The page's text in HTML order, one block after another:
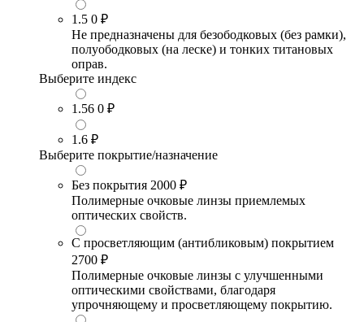
1.5 0 ₽
Не предназначены для безободковых (без рамки),
полуободковых (на леске) и тонких титановых
оправ.
Выберите индекс
1.56 0 ₽
1.6 ₽
Выберите покрытие/назначение
Без покрытия 2000 ₽
Полимерные очковые линзы приемлемых
оптических свойств.
С просветляющим (антибликовым) покрытием
2700 ₽
Полимерные очковые линзы с улучшенными
оптическими свойствами, благодаря
упрочняющему и просветляющему покрытию.